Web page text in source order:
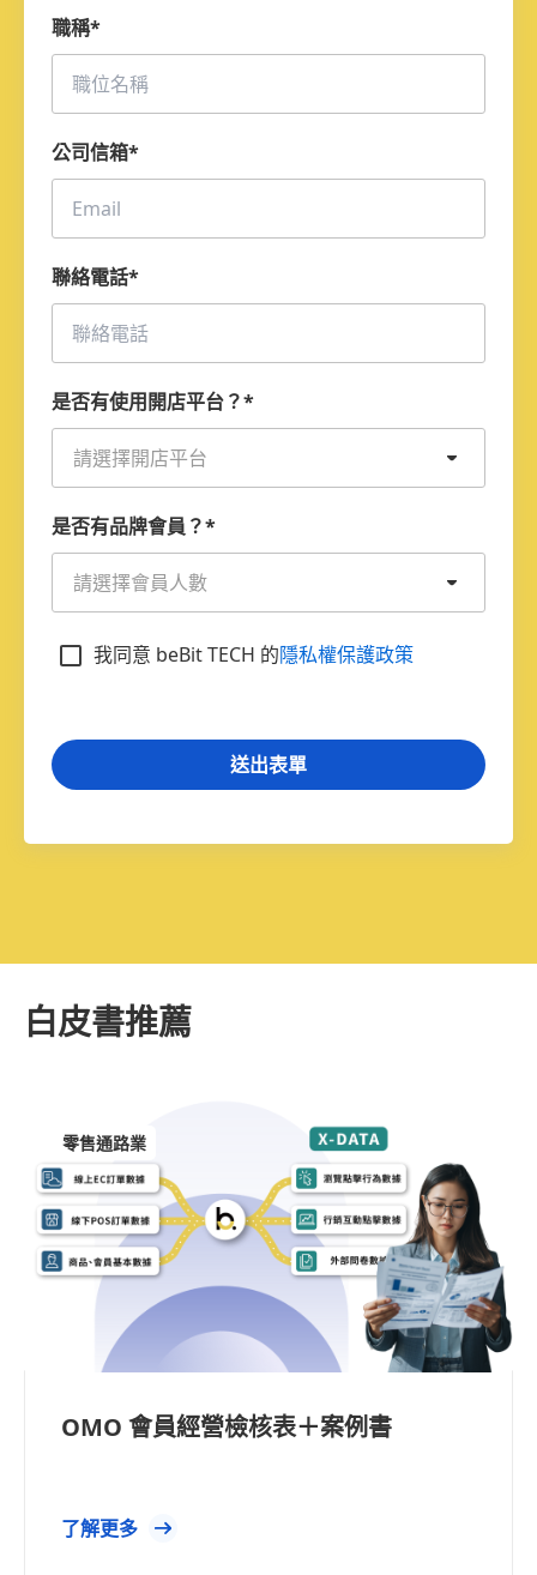
職稱*
公司信箱*
聯絡電話*
是否有使用開店平台？*
請選擇開店平台
是否有品牌會員？*
請選擇會員人數
我同意 beBit TECH 的隱私權保護政策
白皮書推薦
零售通路業
OMO 會員經營檢核表＋案例書
了解更多